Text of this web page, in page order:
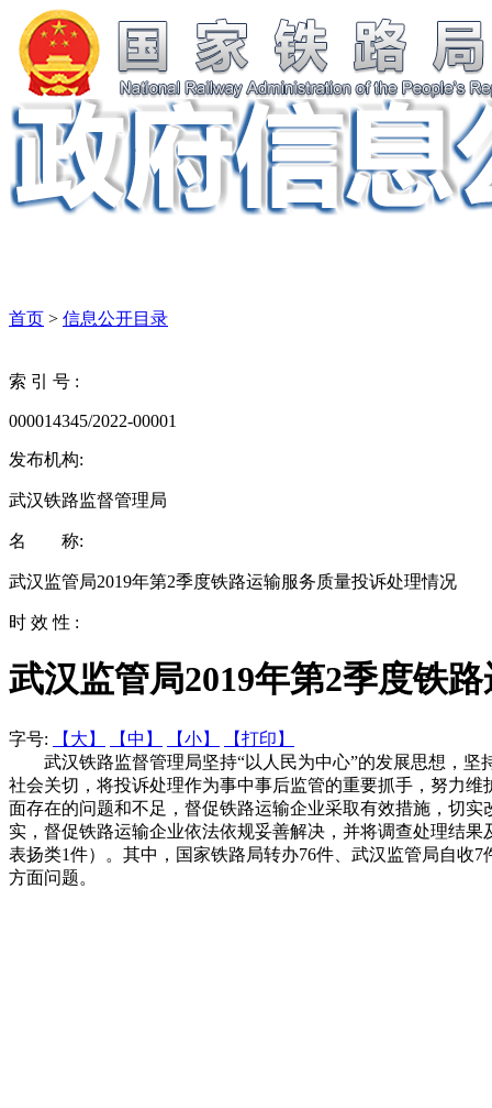
首页 > 信息公开目录
索 引 号 :
000014345/2022-00001
发布机构:
武汉铁路监督管理局
名 称:
武汉监管局2019年第2季度铁路运输服务质量投诉处理情况
时 效 性 :
武汉监管局2019年第2季度铁
字号: 【大】 【中】 【小】
【打印】
武汉铁路监督管理局坚持“以人民为中心”的发展思想，坚
社会关切，将投诉处理作为事中事后监管的重要抓手，努力
面存在的问题和不足，督促铁路运输企业采取有效措施，切
实，督促铁路运输企业依法依规妥善解决，并将调查处理结
表扬类1件）。其中，国家铁路局转办76件、武汉监管局自收
方面问题。